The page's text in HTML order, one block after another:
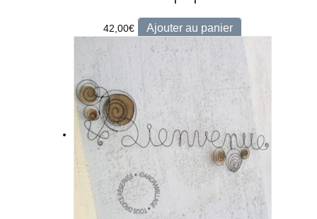
42,00€ Ajouter au panier